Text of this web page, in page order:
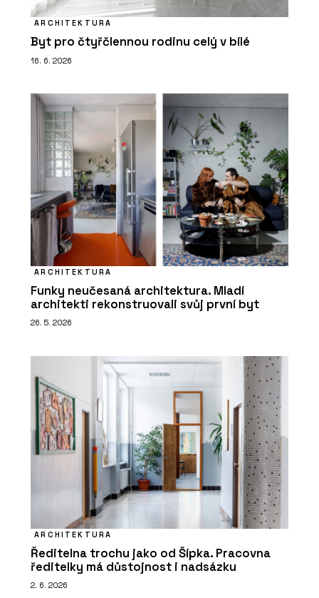
ARCHITEKTURA
Byt pro čtyřčlennou rodinu celý v bílé
16. 6. 2026
ARCHITEKTURA
Funky neučesaná architektura. Mladí
architekti rekonstruovali svůj první byt
26. 5. 2026
ARCHITEKTURA
Ředitelna trochu jako od Šípka. Pracovna
ředitelky má důstojnost i nadsázku
2. 6. 2026